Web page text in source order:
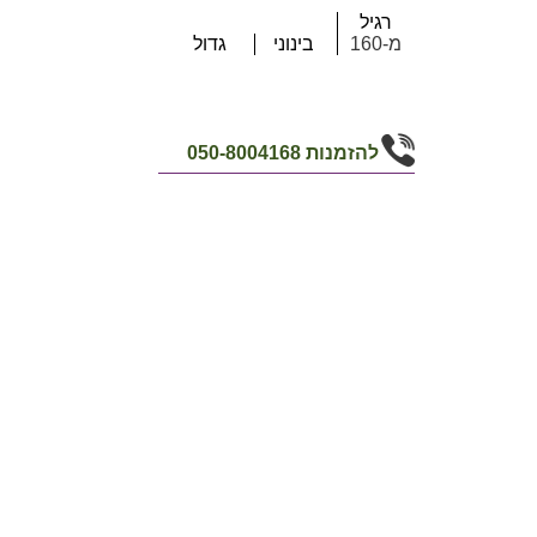
רגיל
מ-160
בינוני גדול
להזמנות050-8004168